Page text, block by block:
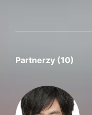
Partnerzy (10)